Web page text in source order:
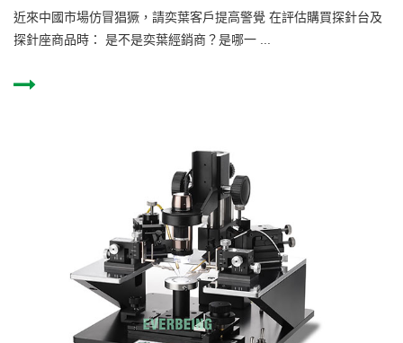
近來中國市場仿冒猖獗，請奕葉客戶提高警覺 在評估購買探針台及
探針座商品時： 是不是奕葉經銷商？是哪一 ...